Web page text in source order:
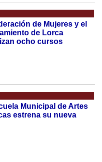
de Mujeres y el
de Lorca
ocho cursos
Municipal de Artes
estrena su nueva